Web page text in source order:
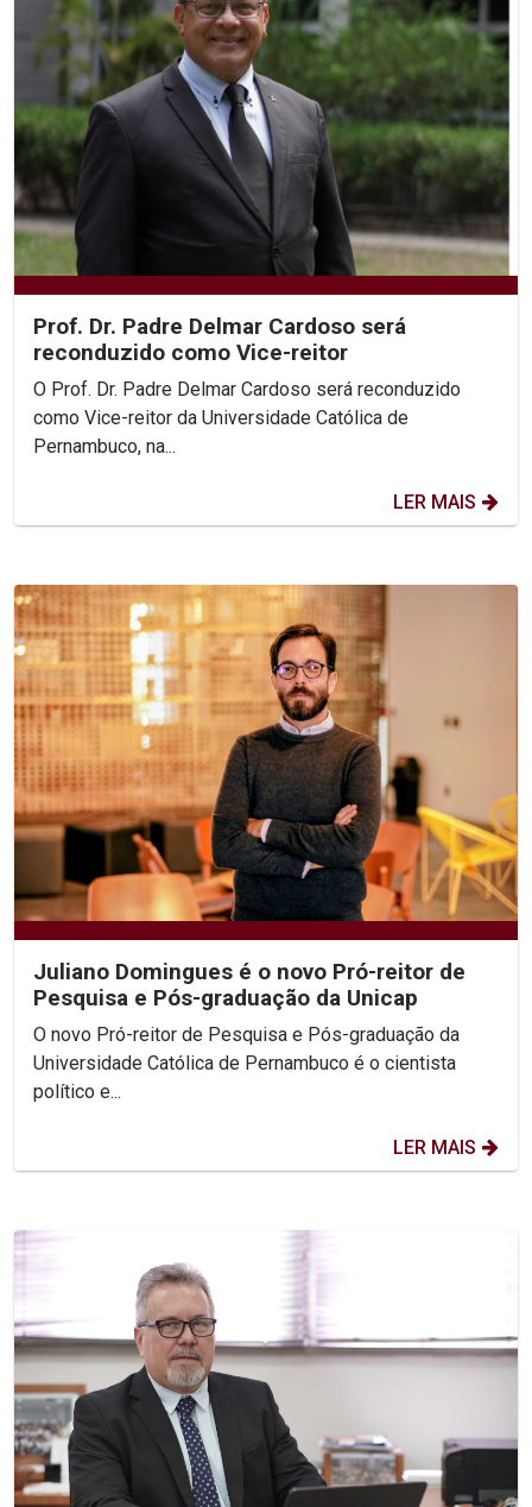
Prof. Dr. Padre Delmar Cardoso será
reconduzido como Vice-reitor
O Prof. Dr. Padre Delmar Cardoso será reconduzido
como Vice-reitor da Universidade Católica de
Pernambuco, na...
LER MAIS
Juliano Domingues é o novo Pró-reitor de
Pesquisa e Pós-graduação da Unicap
O novo Pró-reitor de Pesquisa e Pós-graduação da
Universidade Católica de Pernambuco é o cientista
político e...
LER MAIS